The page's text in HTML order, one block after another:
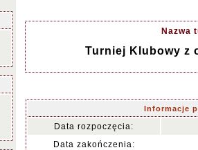
Nazwa
Turniej Klubowy z
Informacje
Data rozpoczęcia:
Data zakończenia: